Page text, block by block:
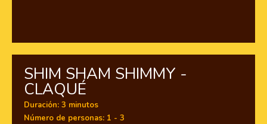
SHIM SHAM SHIMMY -
CLAQUÉ
Duración: 3 minutos
Número de personas: 1 - 3